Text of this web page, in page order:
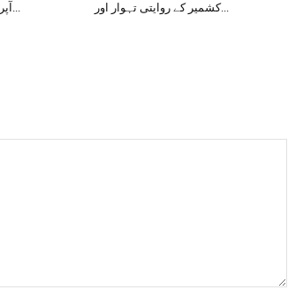
آپریشن سندھور: دنیا کے لی... کشمیر کے روایتی تہوار اور...